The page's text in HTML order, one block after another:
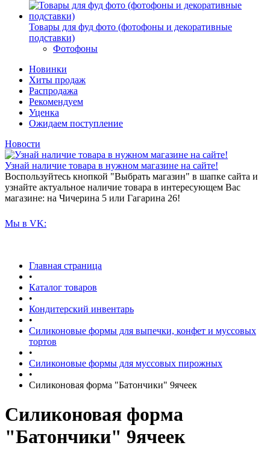
Товары для фуд фото (фотофоны и декоративные
подставки)
Фотофоны
Новинки
Хиты продаж
Распродажа
Рекомендуем
Уценка
Ожидаем поступление
Новости
Узнай наличие товара в нужном магазине на сайте!
Воспользуйтесь кнопкой "Выбрать магазин" в шапке сайта и
узнайте актуальное наличие товара в интересующем Вас
магазине: на Чичерина 5 или Гагарина 26!
Мы в VK:
Главная страница
•
Каталог товаров
•
Кондитерский инвентарь
•
Силиконовые формы для выпечки, конфет и муссовых
тортов
•
Силиконовые формы для муссовых пирожных
•
Силиконовая форма "Батончики" 9ячеек
Силиконовая форма
"Батончики" 9ячеек